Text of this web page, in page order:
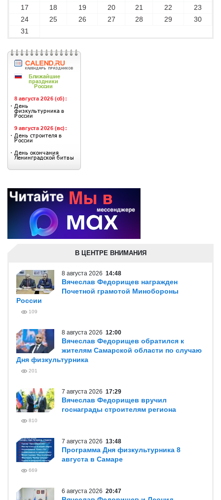
17
18 19 20 21 22
23
24
25 26 27 28 29
30
31
В ЦЕНТРЕ ВНИМАНИЯ
8 августа 2026 14:48
Вячеслав Федорищев награжден
Почетной грамотой Минобороны
России
109
8 августа 2026 12:00
Вячеслав Федорищев обратился к
жителям Самарской области по случаю
Дня физкультурника
201
7 августа 2026 17:29
Вячеслав Федорищев вручил
госнаграды строителям региона
810
7 августа 2026 13:48
Программа Дня физкультурника 8
августа в Самаре
669
6 августа 2026 20:47